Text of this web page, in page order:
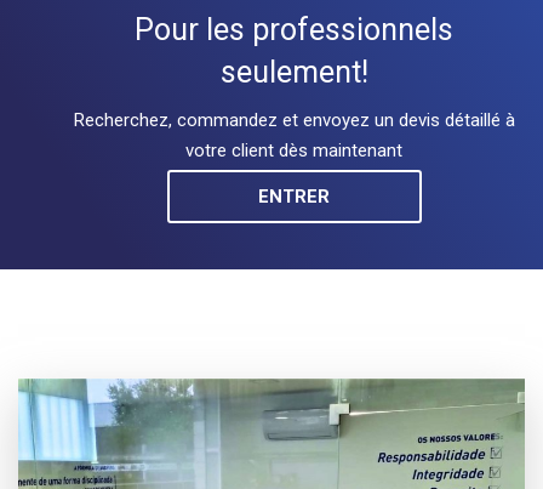
Pour les professionnels
seulement!
Recherchez, commandez et envoyez un devis détaillé à
votre client dès maintenant
ENTRER